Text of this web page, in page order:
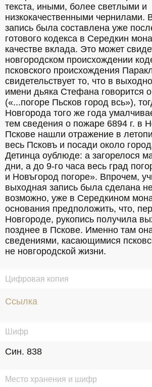
текста, иными, более светлыми и
низкокачественными чернилами.
запись была составлена уже
готового кодекса в Середкин
качестве вклада. Это может
новгородском происхождении
псковского происхождения
свидетельствует то, что в
имени дьяка Стефана говорится
(«...погоре Пьсков город всь»),
Новгорода того же года
тем сведения о пожаре 6894 г. в
Пскове нашли отражение в
весь Псковъ и посади около
Детинца оублюде: а загорелося
дни, а до 9-го часа весь град
и Новъгород погоре». Впрочем,
выходная запись была сделана
возможно, уже в Середкином
основания предположить, что,
Новгороде, рукопись получила
позднее в Пскове. Именно там
сведениями, касающимися
не новгородской жизни.
Цифровая копия
Ссылка
Шифр
Син. 838
Место хранения и шифр